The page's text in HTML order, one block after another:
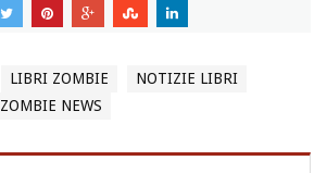
LIBRI ZOMBIE
NOTIZIE LIBRI
ZOMBIE NEWS